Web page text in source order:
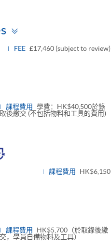
panel
FEE £17,460 (subject to review)
課程費用
學費：HK$40,500於錄
取後繳交 (不包括物料和工具的費用)
課程費用 HK$6,150
課程費用
HK$5,700（於取錄後繳
交，學員自備物料及工具）